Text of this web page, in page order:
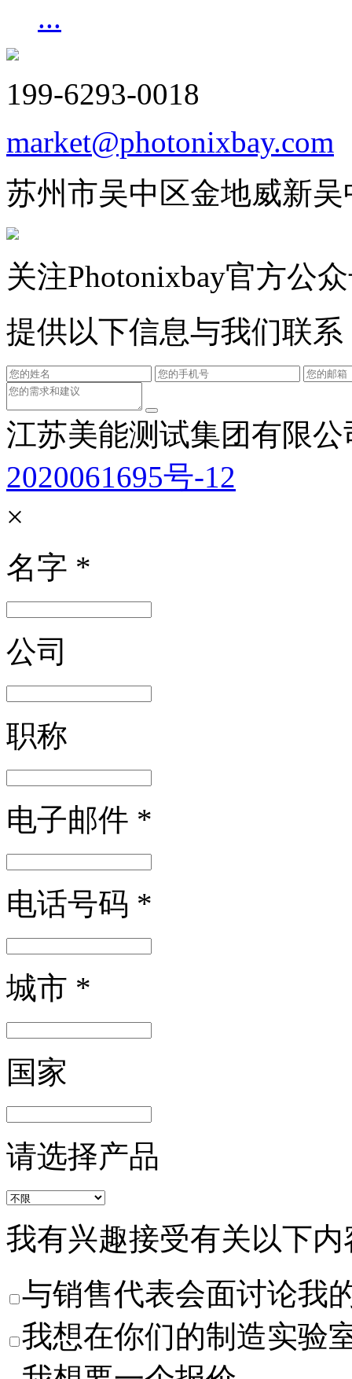
...
199-6293-0018
market@photonixbay.com
苏州市吴中区金地威新
关注Photonixbay官方公
提供以下信息与我们联
江苏美能测试集团有限公
2020061695号-12
×
名字 *
公司
职称
电子邮件 *
电话号码 *
城市 *
国家
请选择产品
我有兴趣接受有关以下
与销售代表会面讨论我
我想在你们的制造实验